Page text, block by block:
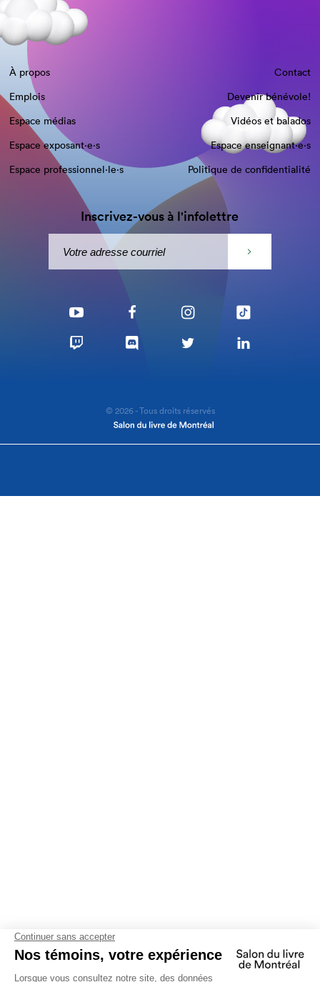
À propos
Contact
Emplois
Devenir bénévole!
Espace médias
Vidéos et balados
Espace exposant·e⋅s
Espace enseignant·e⋅s
Espace professionnel·le⋅s
Politique de confidentialité
Inscrivez-vous à l'infolettre
© 2026 - Tous droits réservés